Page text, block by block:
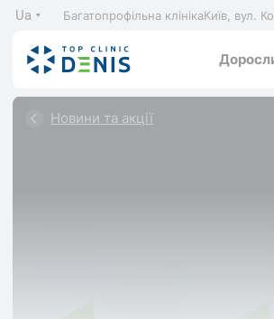
Ua Багатопрофільна клінікаКиїв, вул.
Новини та акції